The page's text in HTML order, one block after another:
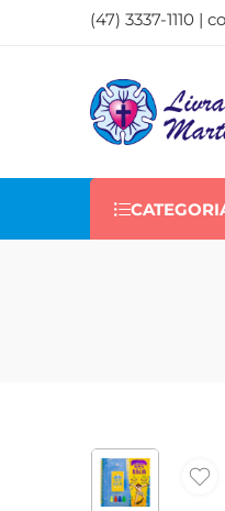
(47) 3337-1110 |